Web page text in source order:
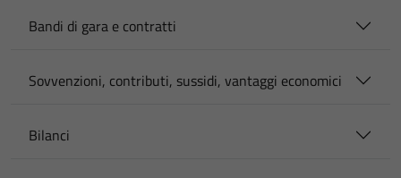
Bandi di gara e contratti
Sovvenzioni, contributi, sussidi, vantaggi economici
Bilanci